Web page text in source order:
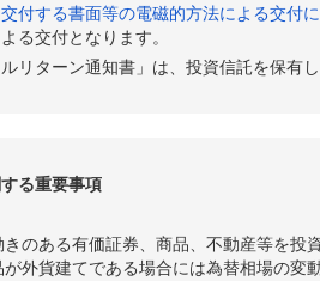
付する書面等の電磁的方法による交付
る交付となります。
ルリターン通知書」は、投資信託を保有
る重要事項
のある有価証券、商品、不動産等を
外貨建てである場合には為替相場の